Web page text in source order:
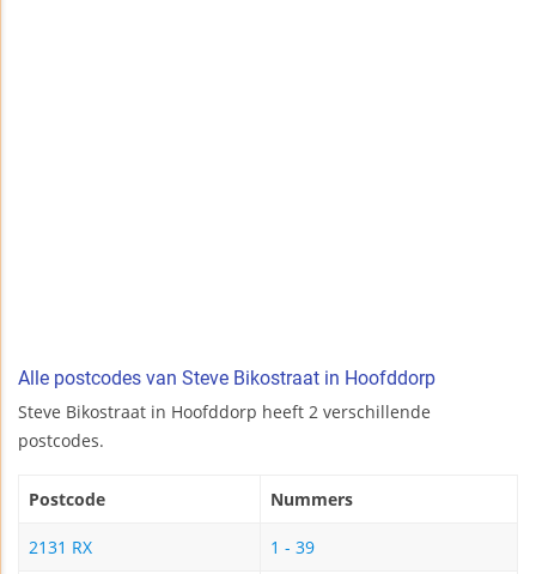
Alle postcodes van Steve Bikostraat in Hoofddorp
Steve Bikostraat in Hoofddorp heeft 2 verschillende
postcodes.
Postcode Nummers
2131 RX 1 - 39